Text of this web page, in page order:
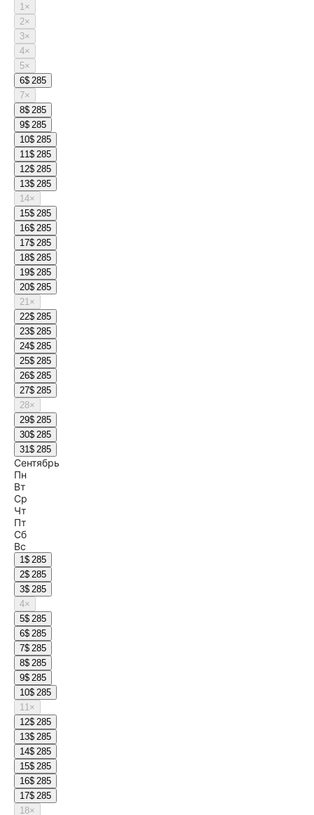
1×
2×
3×
4×
5×
6$ 285
7×
8$ 285
9$ 285
10$ 285
11$ 285
12$ 285
13$ 285
14×
15$ 285
16$ 285
17$ 285
18$ 285
19$ 285
20$ 285
21×
22$ 285
23$ 285
24$ 285
25$ 285
26$ 285
27$ 285
28×
29$ 285
30$ 285
31$ 285
Сентябрь
Пн
Вт
Ср
Чт
Пт
Сб
Вс
1$ 285
2$ 285
3$ 285
4×
5$ 285
6$ 285
7$ 285
8$ 285
9$ 285
10$ 285
11×
12$ 285
13$ 285
14$ 285
15$ 285
16$ 285
17$ 285
18×